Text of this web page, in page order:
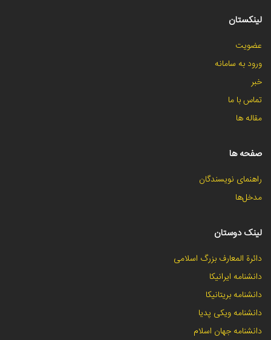
لینکستان
عضویت
ورود به سامانه
خبر
تماس با ما
مقاله ها
صفحه ها
راهنمای نویسندگان
مدخل‌ها
لینک دوستان
دائرة المعارف بزرگ اسلامی
دانشنامه ایرانیکا
دانشنامه بریتانیکا
دانشنامه ویکی پدیا
دانشنامه جهان اسلام